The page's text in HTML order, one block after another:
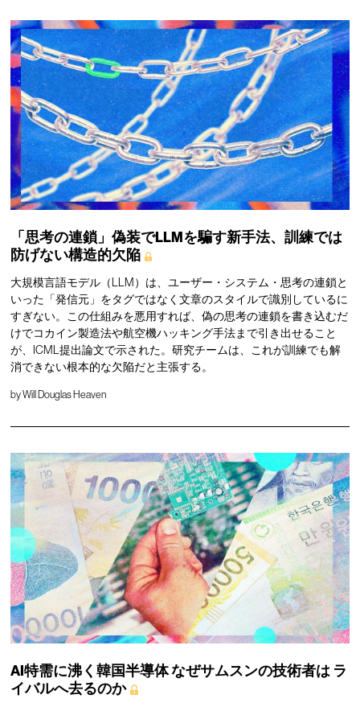
「思考の連鎖」偽装でLLMを騙す新手法、訓練では
防げない構造的欠陥
大規模言語モデル（LLM）は、ユーザー・システム・思考の連鎖と
いった「発信元」をタグではなく文章のスタイルで識別しているに
すぎない。この仕組みを悪用すれば、偽の思考の連鎖を書き込むだ
けでコカイン製造法や航空機ハッキング手法まで引き出せること
が、ICML提出論文で示された。研究チームは、これが訓練でも解
消できない根本的な欠陥だと主張する。
byWill Douglas Heaven
AI特需に沸く韓国半導体なぜサムスンの技術者は ラ
イバルへ去るのか